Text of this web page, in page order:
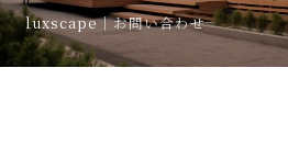
luxscape｜お問い合わせ